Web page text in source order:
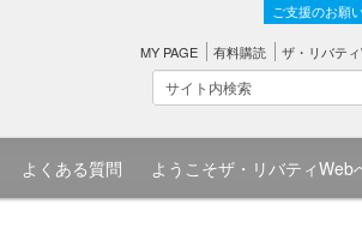
ご支援のお願
MY PAGE 有料購読 ザ・リバテ
よくある質問 ようこそザ・リバティWeb